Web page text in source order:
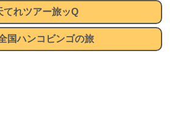
てれツアー旅ッQ
国ハンコビンゴの旅